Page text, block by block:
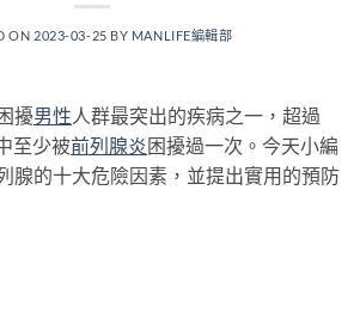
ON 2023-03-25 BY MANLIFE編輯部
擾男性 人群最突出的疾病之一，超過
至少被前列腺炎困擾過一次。今天小編
腺的十大危險因素，並提出實用的預防